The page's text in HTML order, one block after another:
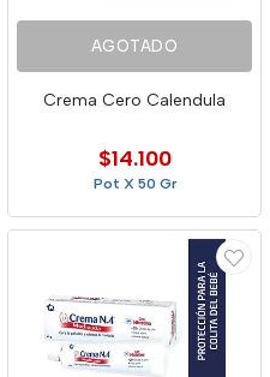
AGOTADO
Crema Cero Calendula
$14.100
Pot X 50 Gr